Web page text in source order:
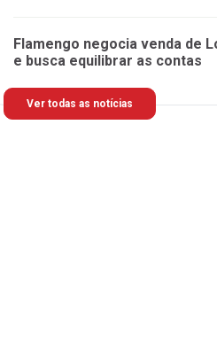
Flamengo negocia venda de
e busca equilibrar as contas
Ver todas as notícias